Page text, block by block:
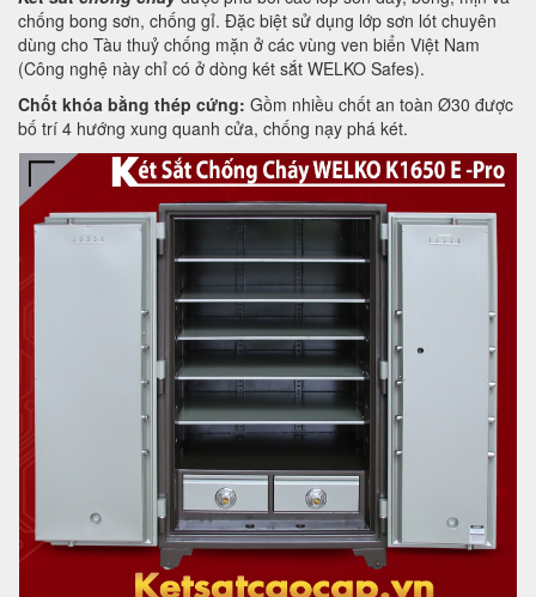
chống bong sơn, chống gỉ. Đặc biệt sử dụng lớp sơn lót chuyên
dùng cho Tàu thuỷ chống mặn ở các vùng ven biển Việt Nam
(Công nghệ này chỉ có ở dòng két sắt WELKO Safes).
Chốt khóa bằng thép cứng: Gồm nhiều chốt an toàn Ø30 được
bố trí 4 hướng xung quanh cửa, chống nạy phá két.